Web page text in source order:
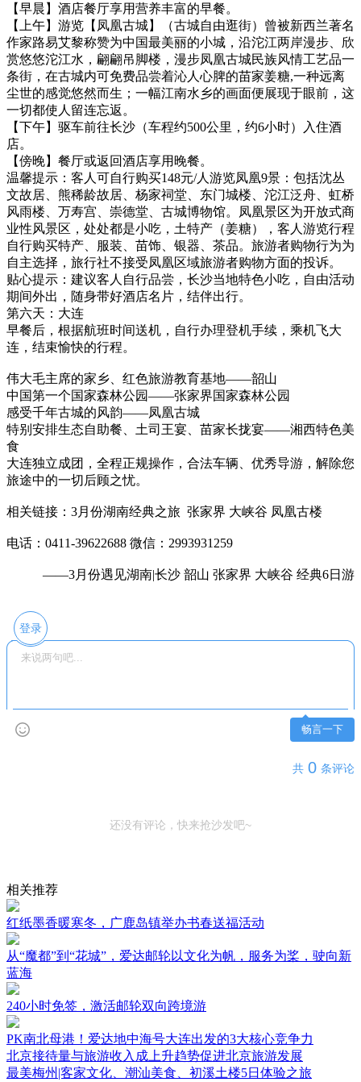
【早晨】酒店餐厅享用营养丰富的早餐。
【上午】游览【凤凰古城】（古城自由逛街）曾被新西兰著名
作家路易艾黎称赞为中国最美丽的小城，沿沱江两岸漫步、欣
赏悠悠沱江水，翩翩吊脚楼，漫步凤凰古城民族风情工艺品一
条街，在古城内可免费品尝着沁人心脾的苗家姜糖,一种远离
尘世的感觉悠然而生；一幅江南水乡的画面便展现于眼前，这
一切都使人留连忘返。
【下午】驱车前往长沙（车程约500公里，约6小时）入住酒
店。
【傍晚】餐厅或返回酒店享用晚餐。
温馨提示：客人可自行购买148元/人游览凤凰9景：包括沈丛
文故居、熊稀龄故居、杨家祠堂、东门城楼、沱江泛舟、虹桥
风雨楼、万寿宫、崇德堂、古城博物馆。凤凰景区为开放式商
业性风景区，处处都是小吃，土特产（姜糖），客人游览行程
自行购买特产、服装、苗饰、银器、茶品。旅游者购物行为为
自主选择，旅行社不接受凤凰区域旅游者购物方面的投诉。
贴心提示：建议客人自行品尝，长沙当地特色小吃，自由活动
期间外出，随身带好酒店名片，结伴出行。
第六天：大连
早餐后，根据航班时间送机，自行办理登机手续，乘机飞大
连，结束愉快的行程。
伟大毛主席的家乡、红色旅游教育基地——韶山
中国第一个国家森林公园——张家界国家森林公园
感受千年古城的风韵——凤凰古城
特别安排生态自助餐、土司王宴、苗家长拢宴——湘西特色美
食
大连独立成团，全程正规操作，合法车辆、优秀导游，解除您
旅途中的一切后顾之忧。
相关链接：3月份湖南经典之旅 张家界 大峡谷 凤凰古楼
电话：0411-39622688 微信：2993931259
——3月份遇见湖南|长沙 韶山 张家界 大峡谷 经典6日游
登录
畅言一下
共 0 条评论
还没有评论，快来抢沙发吧~
相关推荐
红纸墨香暖寒冬，广鹿岛镇举办书春送福活动
从“魔都”到“花城”，爱达邮轮以文化为帆，服务为桨，驶向新
蓝海
240小时免签，激活邮轮双向跨境游
PK南北母港！爱达地中海号大连出发的3大核心竞争力
北京接待量与旅游收入成上升趋势促进北京旅游发展
最美梅州|客家文化、潮汕美食、初溪土楼5日体验之旅